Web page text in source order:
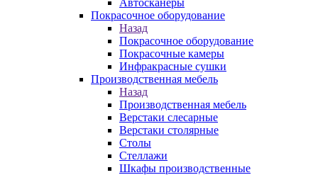
Автосканеры
Покрасочное оборудование
Назад
Покрасочное оборудование
Покрасочные камеры
Инфракрасные сушки
Производственная мебель
Назад
Производственная мебель
Верстаки слесарные
Верстаки столярные
Столы
Стеллажи
Шкафы производственные